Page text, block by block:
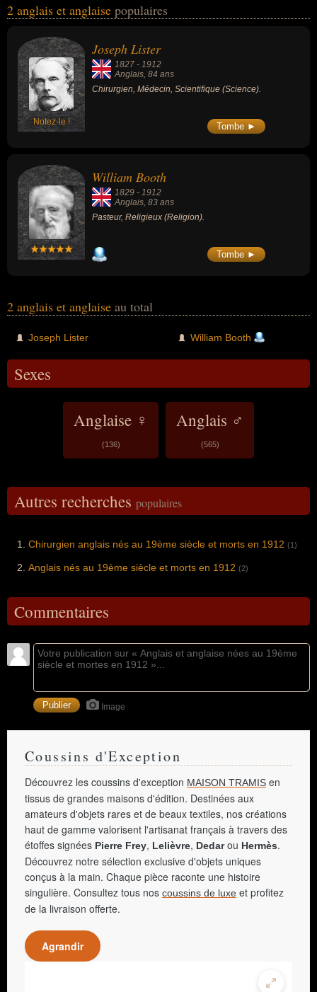
la science ou de la religion. Ces célébrités peuvent également avoir
2 anglais et anglaise populaires
Notez-le !
Joseph Lister
1827 - 1912
Anglais, 84 ans
Chirurgien, Médecin, Scientifique (Science).
Tombe ►
William Booth
1829 - 1912
Anglais , 83 ans
Pasteur, Religieux (Religion).
Tombe ►
2 anglais et anglaise au total
Joseph Lister William Booth
Sexes
Anglaise ♀
(136)
Anglais ♂
(565)
Autres recherches populaires
Chirurgien anglais nés au 19ème siècle et morts en 1912 (1)
Anglais nés au 19ème siècle et morts en 1912 (2)
Commentaires
Image
Coussins d'Exception
Découvrez les coussins d'exception MAISON TRAMIS en
tissus de grandes maisons d'édition. Destinées aux
amateurs d'objets rares et de beaux textiles, nos créations
haut de gamme valorisent l'artisanat français à travers des
étoffes signées Pierre Frey, Lelièvre, Dedarou Hermès.
Découvrez notre sélection exclusive d'objets uniques
conçus à la main. Chaque pièce raconte une histoire
singulière. Consultez tous nos coussins de luxe et profitez
de la livraison offerte.
Agrandir